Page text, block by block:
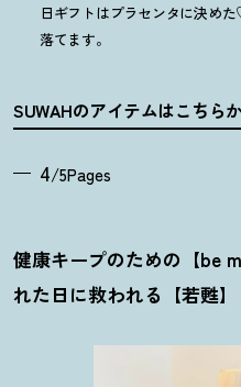
日ギフトはプラセンタに決め
落てます。
SUWAHのアイテムはこちら
4/5Pages
健康キープのための【be
れた日に救われる【若甦】